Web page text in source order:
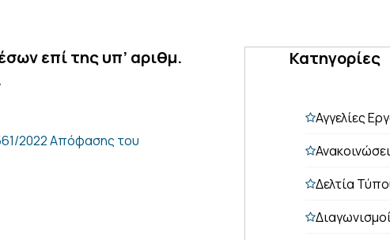
επί της υπ’ αριθμ.
2022 Απόφασης του
Κατηγορίες
Αγγελίες
Δελτία